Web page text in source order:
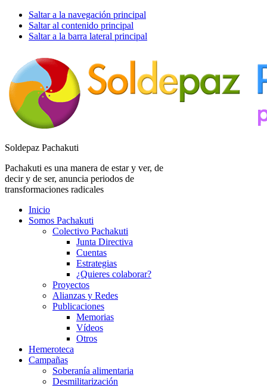
Saltar a la navegación principal
Saltar al contenido principal
Saltar a la barra lateral principal
Soldepaz Pachakuti
Pachakuti es una manera de estar y ver, de
decir y de ser, anuncia periodos de
transformaciones radicales
Inicio
Somos Pachakuti
Colectivo Pachakuti
Junta Directiva
Cuentas
Estrategias
¿Quieres colaborar?
Proyectos
Alianzas y Redes
Publicaciones
Memorias
Vídeos
Otros
Hemeroteca
Campañas
Soberanía alimentaria
Desmilitarización